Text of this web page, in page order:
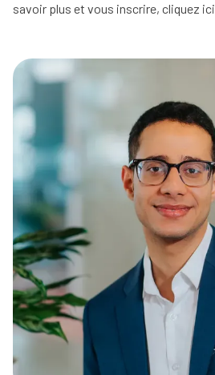
savoir plus et vous inscrire, cliquez ici